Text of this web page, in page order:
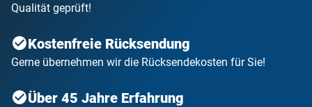
Qualität geprüft!
Kostenfreie Rücksendung
Gerne übernehmen wir die Rücksendekosten für Sie!
Über 45 Jahre Erfahrung